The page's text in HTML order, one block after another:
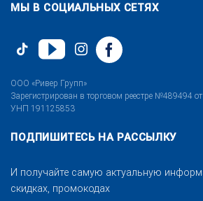
МЫ В СОЦИАЛЬНЫХ СЕТЯХ
ООО «Ривер Групп»
Зарегистрирован в торговом реестре №489494
УНП 191125853
ПОДПИШИТЕСЬ НА РАССЫЛКУ
И получайте самую актуальную
скидках, промокодах